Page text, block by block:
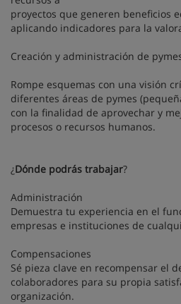
proyectos que generen beneficios
aplicando indicadores para la
Creación y administración de
Rompe esquemas con una visión
diferentes áreas de pymes
con la finalidad de aprovechar y
procesos o recursos humanos.
¿Dónde podrás trabajar?
Administración
Demuestra tu experiencia en el
empresas e instituciones de
Compensaciones
Sé pieza clave en recompensar el
colaboradores para su propia
organización.